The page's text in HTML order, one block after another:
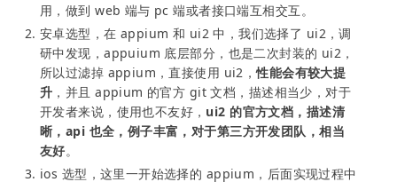
用，做到 web 端与 pc 端或者接口端互相交互。
安卓选型，在 appium 和 ui2 中，我们选择了 ui2，调
研中发现，appuium 底层部分，也是二次封装的 ui2，
所以过滤掉 appium，直接使用 ui2，性能会有较大提
升 ，并且 appium 的官方 git 文档，描述相当少，对于
开发者来说，使用也不友好， ui2 的官方文档，描述清
晰，api 也全，例子丰富，对于第三方开发团队，相当
友好。
ios 选型，这里一开始选择的 appium，后面实现过程中